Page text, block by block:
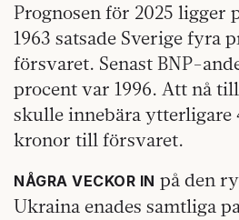
Prognosen för 2025 ligger
1963 satsade Sverige fyra
försvaret. Senast BNP-
procent var 1996. Att nå
skulle innebära ytterligare
kronor till försvaret.
NÅGRA VECKOR IN på den
Ukraina enades samtliga